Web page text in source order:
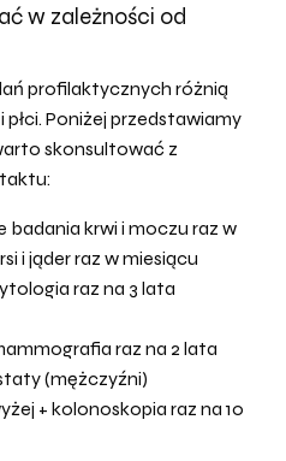
w zależności od
profilaktycznych różnią
płci. Poniżej przedstawiamy
skonsultować z
krwi i moczu raz w
i jąder raz w miesiącu
raz na 3 lata
raz na 2 lata
(mężczyźni)
+ kolonoskopia raz na 10